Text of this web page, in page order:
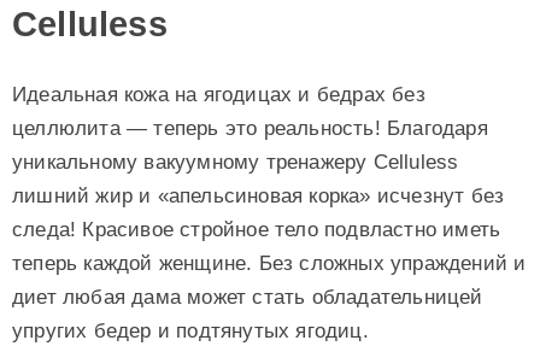
Celluless
Идеальная кожа на ягодицах и бедрах без
целлюлита — теперь это реальность! Благодаря
уникальному вакуумному тренажеру Celluless
лишний жир и «апельсиновая корка» исчезнут без
следа! Красивое стройное тело подвластно иметь
теперь каждой женщине. Без сложных упраждений и
диет любая дама может стать обладательницей
упругих бедер и подтянутых ягодиц.